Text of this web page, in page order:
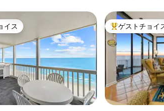
素敵！
チョイスです。
イス 大好評のゲスト
ゲストチョイ